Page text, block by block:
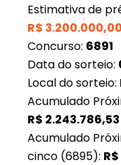
Estimativa de
R$ 3.200.000,00
Concurso: 6891
Data do sorteio:
Local do sorteio:
Acumulado
R$ 2.243.786,53
Acumulado
cinco (6895): R$